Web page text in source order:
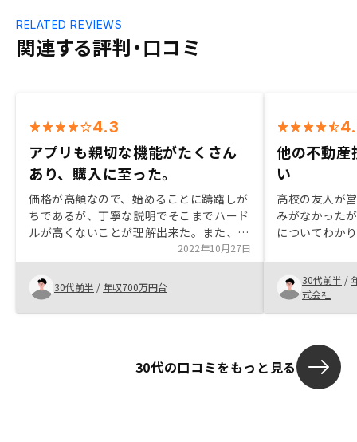
関連する評判・口コミ
RELATED REVIEWS
4.3
アプリも親切な機能がたくさん
あり、購入に至った。
価格が高額なので、始めることに躊躇しが
ちであるが、丁寧な説明でそこまでハード
ルが高くないことが理解出来た。また、内
容についても精査されたものなので、知識
のないこちら側でも理解することができ、
良い説明だと思った。
2022年10月27日
30代前半 / 年収700万円台
他の不動産
い
高校の友人が
みがなかった
についてわか
し、それに対
産投資が身近
話、リスクの
運用の手段と
30代前半 /
式会社
30代の口コミをもっと見る